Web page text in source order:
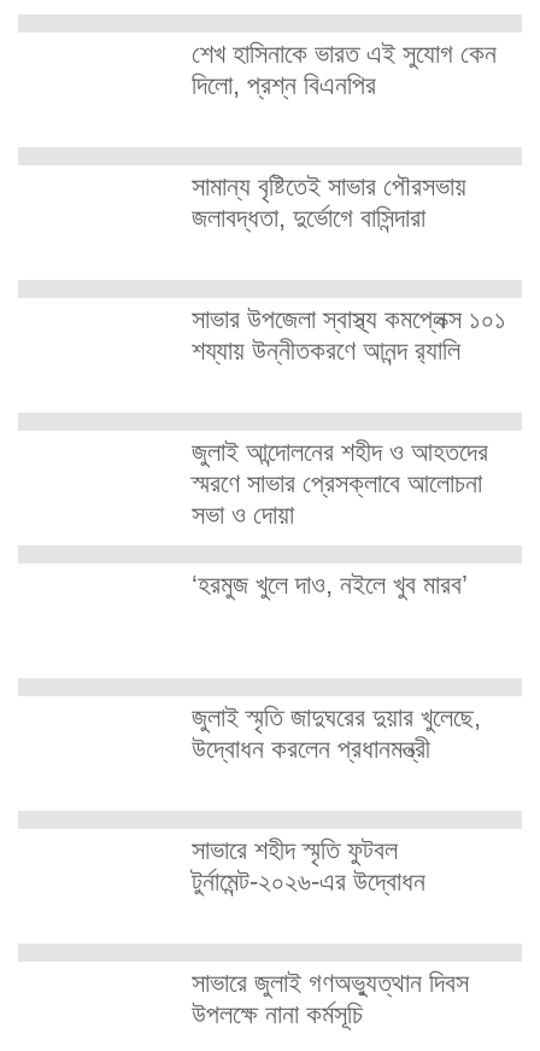
শেখ হাসিনাকে ভারত এই সুযোগ কেন
দিলো, প্রশ্ন বিএনপির
সামান্য বৃষ্টিতেই সাভার পৌরসভায়
জলাবদ্ধতা, দুর্ভোগে বাসিন্দারা
সাভার উপজেলা স্বাস্থ্য কমপ্লেক্স ১০১
শয্যায় উন্নীতকরণে আনন্দ র‍্যালি
জুলাই আন্দোলনের শহীদ ও আহতদের
স্মরণে সাভার প্রেসক্লাবে আলোচনা
সভা ও দোয়া
‘হরমুজ খুলে দাও, নইলে খুব মারব’
জুলাই স্মৃতি জাদুঘরের দুয়ার খুলেছে,
উদ্বোধন করলেন প্রধানমন্ত্রী
সাভারে শহীদ স্মৃতি ফুটবল
টুর্নামেন্ট-২০২৬-এর উদ্বোধন
সাভারে জুলাই গণঅভ্যুত্থান দিবস
উপলক্ষে নানা কর্মসূচি